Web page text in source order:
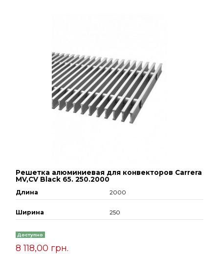
Решетка алюминиевая для конвекторов Carrera
МV,СV Black 65. 250.2000
Длина 2000
Ширина 250
Доступно
8 118,00 грн.